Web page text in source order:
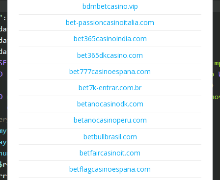
bdmbetcasino.vip
bet-passioncasinoitalia.com
bet365casinoindia.com
bet365dkcasino.com
bet777casinoespana.com
bet7k-entrar.com.br
betanocasinodk.com
betanocasinoperu.com
betbullbrasil.com
betfaircasinoit.com
betflagcasinoespana.com